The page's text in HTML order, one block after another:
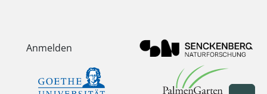
Anmelden